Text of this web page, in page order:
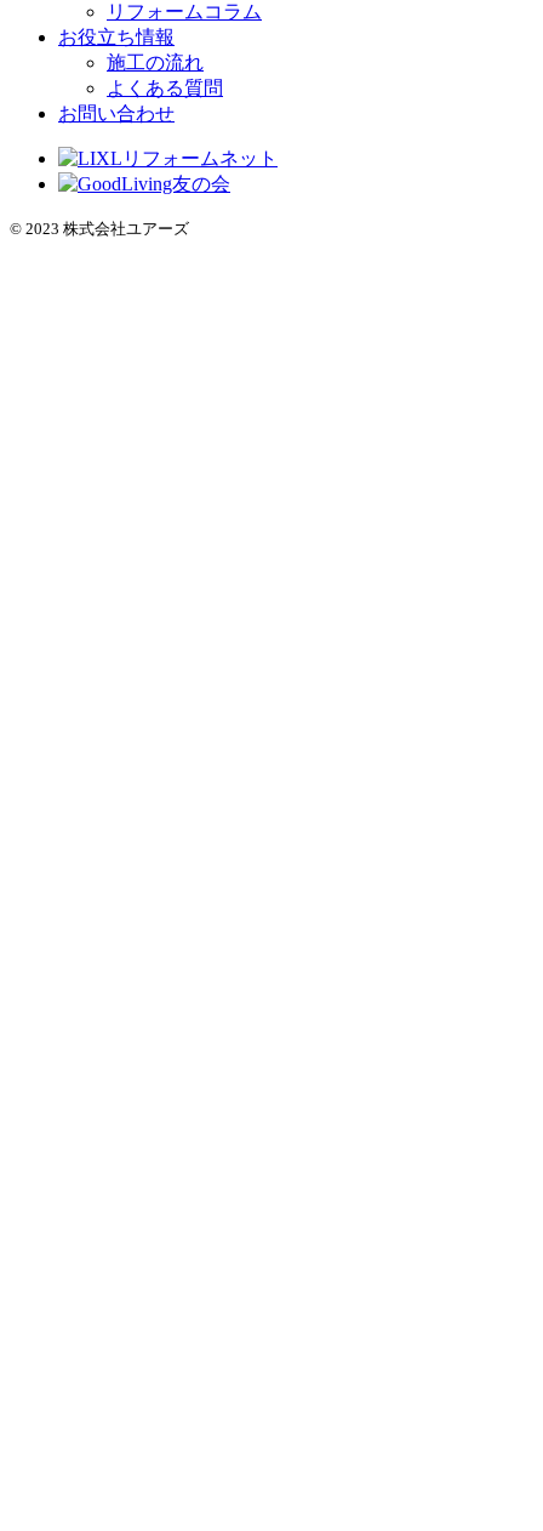
リフォームコラム
お役立ち情報
施工の流れ
よくある質問
お問い合わせ
© 2023 株式会社ユアーズ